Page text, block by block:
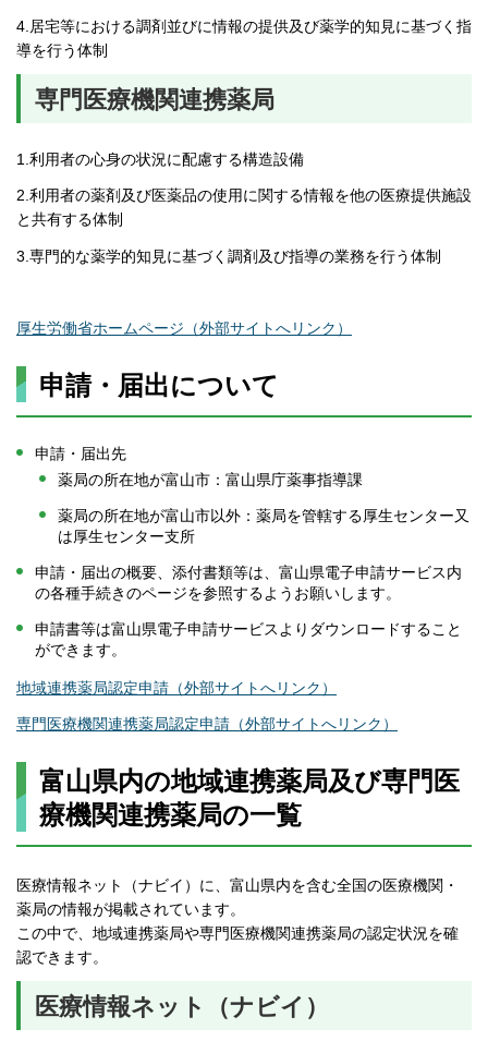
4.居宅等における調剤並びに情報の提供及び薬学的知見に基づく指
導を行う体制
専門医療機関連携薬局
1.利用者の心身の状況に配慮する構造設備
2.利用者の薬剤及び医薬品の使用に関する情報を他の医療提供施設
と共有する体制
3.専門的な薬学的知見に基づく調剤及び指導の業務を行う体制
厚生労働省ホームページ（外部サイトへリンク）
申請・届出について
申請・届出先
薬局の所在地が富山市：富山県庁薬事指導課
薬局の所在地が富山市以外：薬局を管轄する厚生センター又
は厚生センター支所
申請・届出の概要、添付書類等は、富山県電子申請サービス内
の各種手続きのページを参照するようお願いします。
申請書等は富山県電子申請サービスよりダウンロードすること
ができます。
地域連携薬局認定申請（外部サイトへリンク）
専門医療機関連携薬局認定申請（外部サイトへリンク）
富山県内の地域連携薬局及び専門医
療機関連携薬局の一覧
医療情報ネット（ナビイ）に、富山県内を含む全国の医療機関・
薬局の情報が掲載されています。
この中で、地域連携薬局や専門医療機関連携薬局の認定状況を確
認できます。
医療情報ネット（ナビイ）